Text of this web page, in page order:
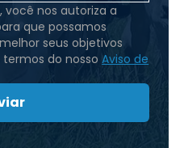
você nos autoriza a
que possamos
seus objetivos
do nossoAviso de